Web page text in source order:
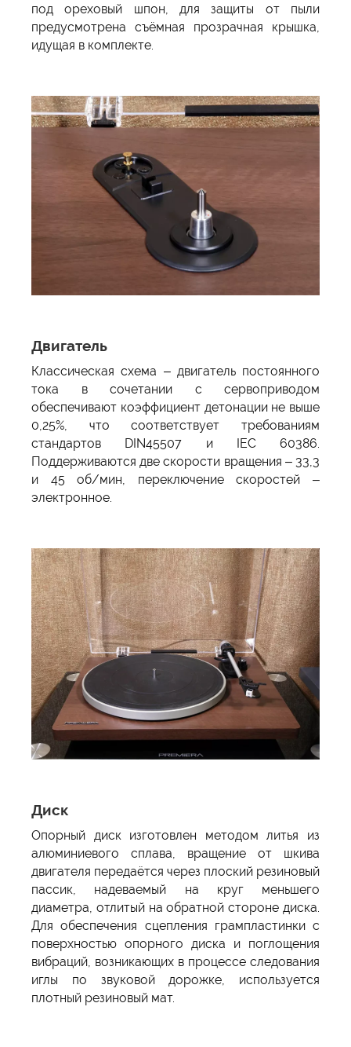
под ореховый шпон, для защиты от пыли
предусмотрена съёмная прозрачная крышка,
идущая в комплекте.
Двигатель
Классическая схема – двигатель постоянного
тока в сочетании с сервоприводом
обеспечивают коэффициент детонации не выше
0,25%, что соответствует требованиям
стандартов DIN45507 и IEC 60386.
Поддерживаются две скорости вращения – 33,3
и 45 об/мин, переключение скоростей –
электронное.
Диск
Опорный диск изготовлен методом литья из
алюминиевого сплава, вращение от шкива
двигателя передаётся через плоский резиновый
пассик, надеваемый на круг меньшего
диаметра, отлитый на обратной стороне диска.
Для обеспечения сцепления грампластинки с
поверхностью опорного диска и поглощения
вибраций, возникающих в процессе следования
иглы по звуковой дорожке, используется
плотный резиновый мат.